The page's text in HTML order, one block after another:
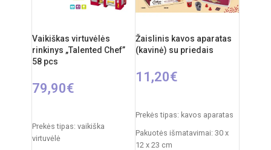
Rekomenduojamas amžius:
Reikalingi elementai: 2xAA
(nepridedama)
Vaikiškas virtuvėlės
rinkinys „Talented Chef”
58 pcs
79,90€
Prekės tipas: vaikiška
virtuvėlė
Žaislinis kavos aparatas
(kavinė) su priedais
11,20€
Prekės tipas: kavos aparatas
Pakuotės išmatavimai: 30 x
12 x 23 cm